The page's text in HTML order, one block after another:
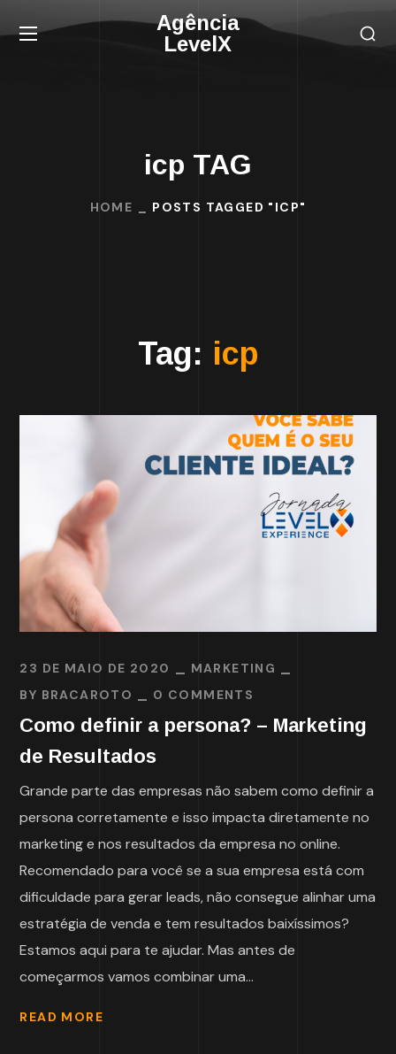
Agência
LevelX
icp TAG
HOME POSTS TAGGED "ICP"
Tag: icp
23 DE MAIO DE 2020
MARKETING
BY BRACAROTO 0 COMMENTS
Como definir a persona? – Marketing
de Resultados
Grande parte das empresas não sabem como definir a
persona corretamente e isso impacta diretamente no
marketing e nos resultados da empresa no online.
Recomendado para você se a sua empresa está com
dificuldade para gerar leads, não consegue alinhar uma
estratégia de venda e tem resultados baixíssimos?
Estamos aqui para te ajudar. Mas antes de
começarmos vamos combinar uma...
READ MORE